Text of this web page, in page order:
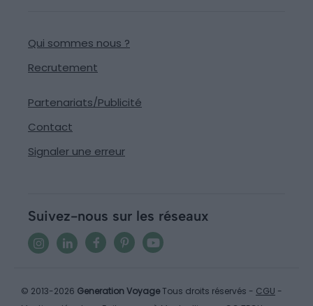
Qui sommes nous ?
Recrutement
Partenariats/Publicité
Contact
Signaler une erreur
Suivez-nous sur les réseaux
© 2013-2026 Generation VoyageTous droits réservés - CGU -